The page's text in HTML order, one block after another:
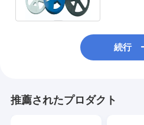
続行
推薦されたプロダクト